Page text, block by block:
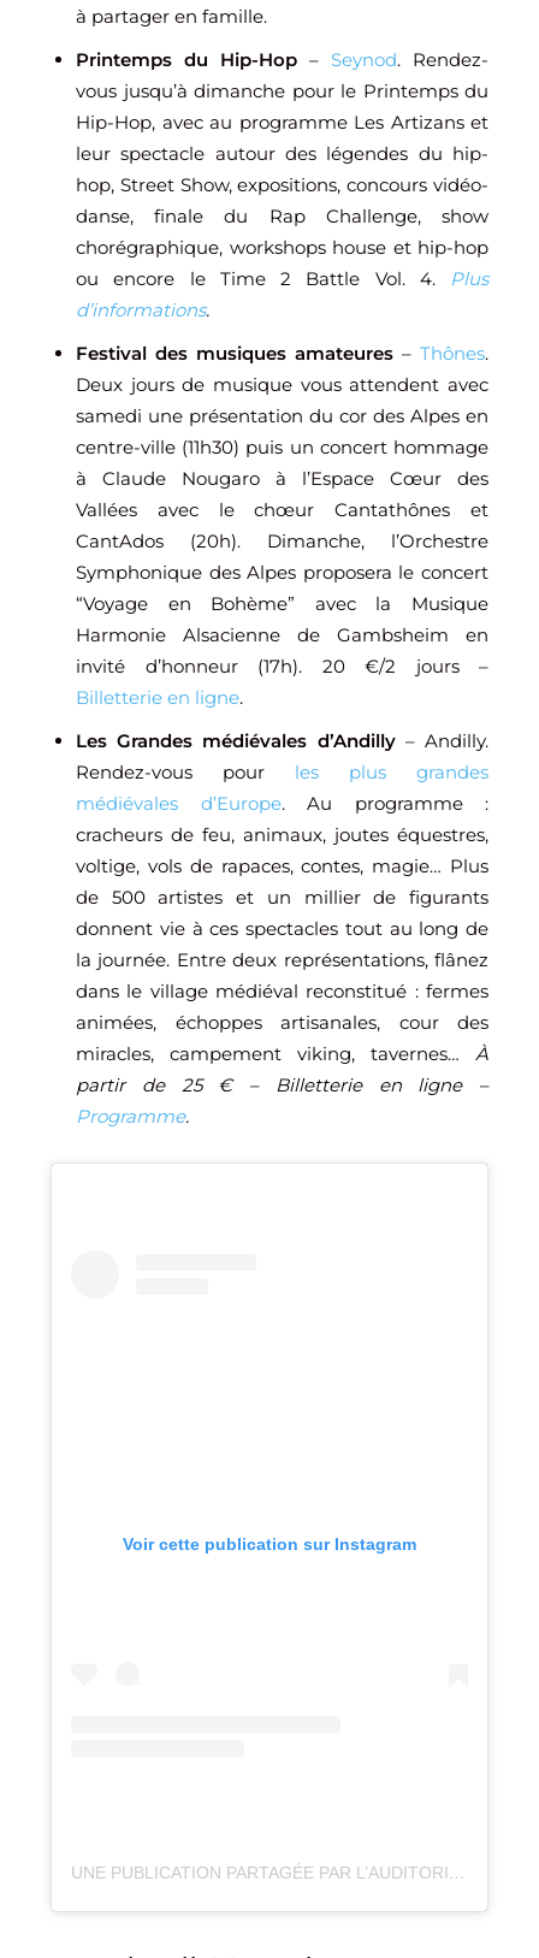
à partager en famille.
Printemps du Hip-Hop – Seynod. Rendez-
vous jusqu’à dimanche pour le Printemps du
Hip-Hop, avec au programme Les Artizans et
leur spectacle autour des légendes du hip-
hop, Street Show, expositions, concours vidéo-
danse, finale du Rap Challenge, show
chorégraphique, workshops house et hip-hop
ou encore le Time 2 Battle Vol. 4.
Plus
d’informations.
Festival des musiques amateures – Thônes.
Deux jours de musique vous attendent avec
samedi une présentation du cor des Alpes en
centre-ville (11h30) puis un concert hommage
à Claude Nougaro à l’Espace Cœur des
Vallées avec le chœur Cantathônes et
CantAdos (20h). Dimanche, l’Orchestre
Symphonique des Alpes proposera le concert
“Voyage en Bohème” avec la Musique
Harmonie Alsacienne de Gambsheim en
invité d’honneur (17h). 20 €/2 jours –
Billetterie en ligne.
Les Grandes médiévales d’Andilly– Andilly.
Rendez-vous pour les plus grandes
médiévales d’Europe. Au programme :
cracheurs de feu, animaux, joutes équestres,
voltige, vols de rapaces, contes, magie… Plus
de 500 artistes et un millier de figurants
donnent vie à ces spectacles tout au long de
la journée. Entre deux représentations, flânez
dans le village médiéval reconstitué : fermes
animées, échoppes artisanales, cour des
miracles, campement viking, tavernes… À
partir de 25 € – Billetterie en ligne –
Programme.
Voir cette publication sur Instagram
UNE PUBLICATION PARTAGÉE PAR L’AUDITORIUM SEYNOD (@AUDITORIUMSEYNOD)